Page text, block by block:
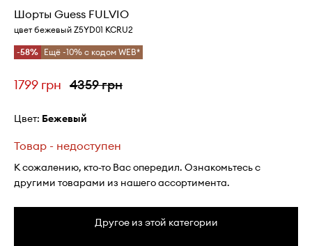
Шорты Guess FULVIO
цвет бежевый Z5YD01 KCRU2
-58% Ещё -10% с кодом WEB*
1799 грн 4359 грн
Цвет: бежевый
Товар - недоступен
К сожалению, кто-то Вас опередил. Ознакомьтесь с
другими товарами из нашего ассортимента.
Другое из этой категории